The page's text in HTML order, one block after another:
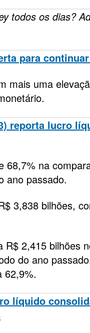
todos os dias?
para
mais uma
reporta lucro
68,7% na
ano passado.
3,838 bilhões,
2,415 bilhões
do ano
62,9%.
líquido